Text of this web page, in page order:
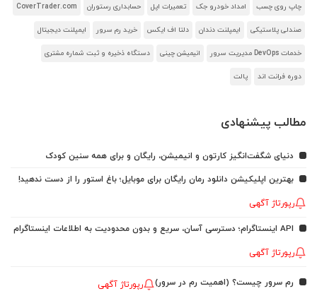
چاپ روی چسب امداد خودرو جک تعمیرات اپل حسابداری رستوران CoverTrader.com
صندلی پلاستیکی ایمپلنت دندان دلتا اف ایکس خرید رم سرور ایمپلنت دیجیتال
خدمات DevOps مدیریت سرور انیمیشن چینی دستگاه ذخیره و ثبت شماره مشتری
دوره فرانت اند پالت
مطالب پیشنهادی
دنیای شگفت‌انگیز کارتون و انیمیشن، رایگان و برای همه سنین کودک
بهترین اپلیکیشن دانلود رمان رایگان برای موبایل؛ باغ استور را از دست ندهید!
رپورتاژ آگهی
API اینستاگرام؛ دسترسی آسان، سریع و بدون محدودیت به اطلاعات اینستاگرام
رپورتاژ آگهی
رم سرور چیست؟ (اهمیت رم در سرور) رپورتاژ آگهی